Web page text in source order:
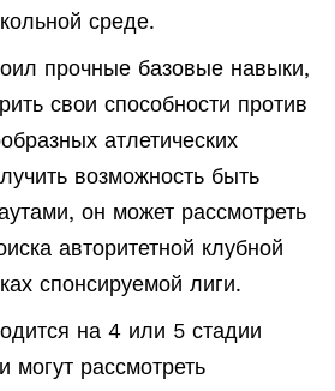
среде.
прочные базовые навыки,
свои способности против
атлетических
возможность быть
он может рассмотреть
авторитетной клубной
спонсируемой лиги.
на 4 или 5 стадии
могут рассмотреть